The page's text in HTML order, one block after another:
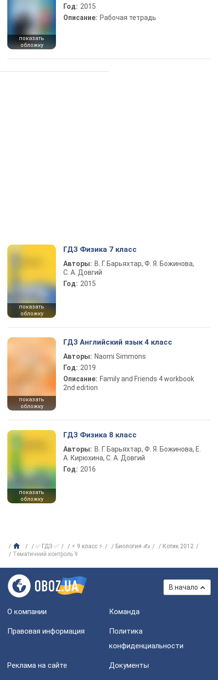
показать
обложку
Год: 2015
Описание: Рабочая тетрадь
показать
обложку
ГДЗ Физика 7 класс
Авторы: В. Г. Барьяхтар, Ф. Я. Божинова,
С. А. Довгий
Год: 2015
показать
обложку
ГДЗ Английский язык 4 класс
Авторы: Naomi Simmons
Год: 2019
Описание: Family and Friends 4 workbook
2nd edition
показать
обложку
ГДЗ Физика 8 класс
Авторы: В. Г. Барьяхтар, Ф. Я. Божинова, Е.
А. Кирюхина, С. А. Довгий
Год: 2016
✅ ГДЗ ✅ ⚡ 9 класс ⚡ Биология ✍
Котик 2012
Тематичний контроль 9
В начало
О компании Команда
Правовая информация
Политика
конфиденциальности
Реклама на сайте Документы